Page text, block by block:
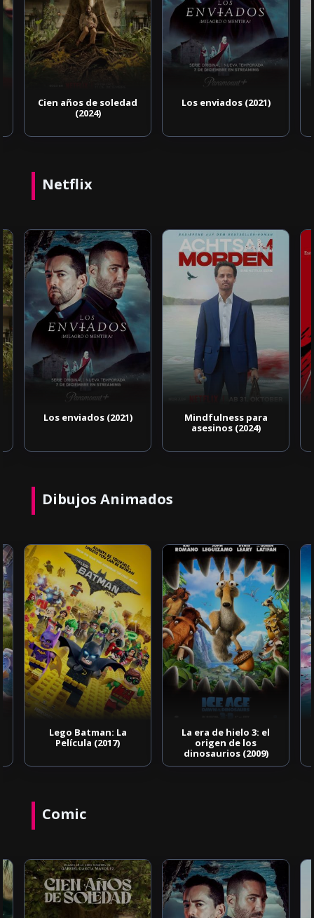
Cien años de soledad
(2024)
Los enviados (2021)
Netflix
Los enviados (2021)
Mindfulness para
asesinos (2024)
Dibujos Animados
Lego Batman: La
Película (2017)
La era de hielo 3: el
origen de los
dinosaurios (2009)
Comic